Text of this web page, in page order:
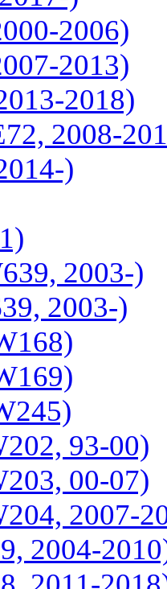
2006)
2013)
2018)
2008-
)
2003-)
2003-)
93-00)
00-07)
2007-
2004-